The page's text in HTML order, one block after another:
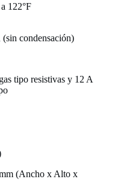
122°F
condensación)
tipo resistivas y 12 A
(Ancho x Alto x